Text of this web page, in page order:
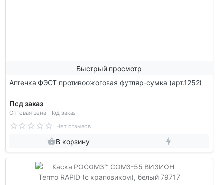
Быстрый просмотр
Аптечка ФЭСТ противоожоговая футляр-сумка (арт.1252)
Под заказ
Оптовая цена: Под заказ
Нет отзывов
В корзину